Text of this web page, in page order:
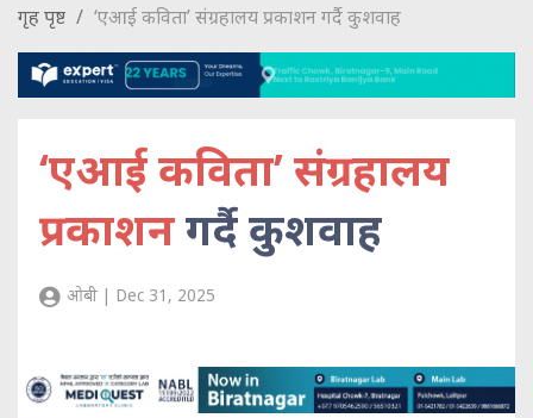
गृह पृष्ट ‘एआई कविता’ संग्रहालय प्रकाशन गर्दै कुशवाह
‘एआई कविता’ संग्रहालय
प्रकाशनगर्दै कुशवाह
ओबी | Dec 31, 2025